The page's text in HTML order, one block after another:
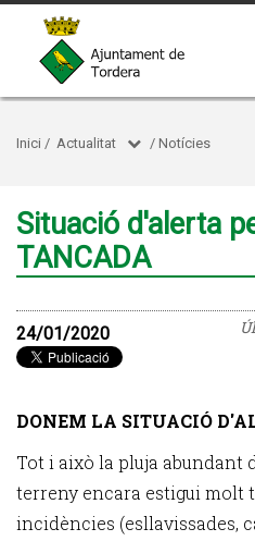
Inici / Actualitat / Notícies
Situació d'alerta
TANCADA
24/01/2020
DONEM LA SITUACIÓ
Tot i això la pluja abundant
terreny encara estigui molt
incidències (esllavissades,